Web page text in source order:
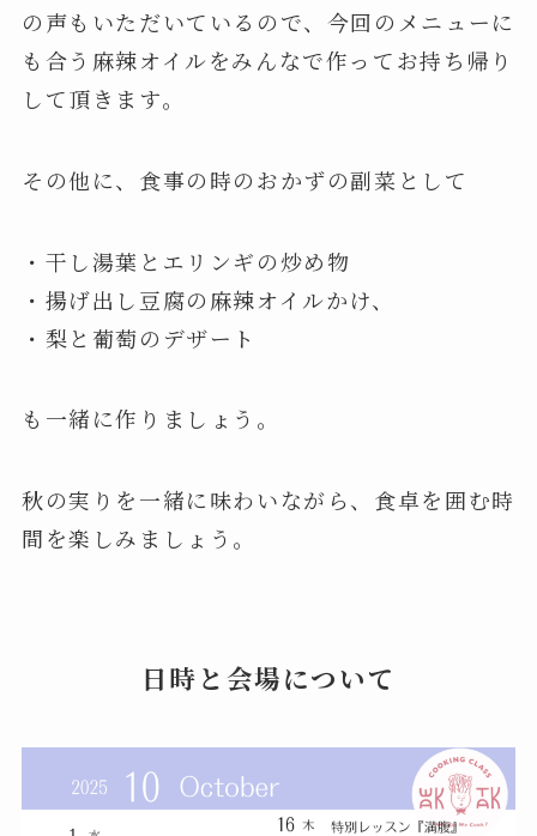
の声もいただいているので、今回のメニューに
も合う麻辣オイルをみんなで作ってお持ち帰り
して頂きます。
その他に、食事の時のおかずの副菜として
・干し湯葉とエリンギの炒め物
・揚げ出し豆腐の麻辣オイルかけ、
・梨と葡萄のデザート
も一緒に作りましょう。
秋の実りを一緒に味わいながら、食卓を囲む時
間を楽しみましょう。
日時と会場について